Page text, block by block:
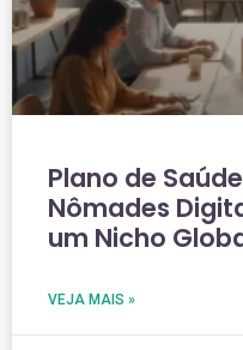
Plano de
Nômades
um Nicho
VEJA MAIS »